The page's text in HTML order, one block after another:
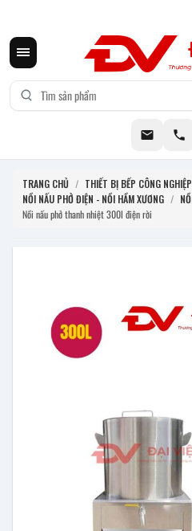
TRANG CHỦ / THIẾT BỊ BẾP CÔNG NGHIỆP
NỒI NẤU PHỞ ĐIỆN - NỒI HẦM XƯƠNG /
Nồi nấu phở thanh nhiệt 300l điện rời